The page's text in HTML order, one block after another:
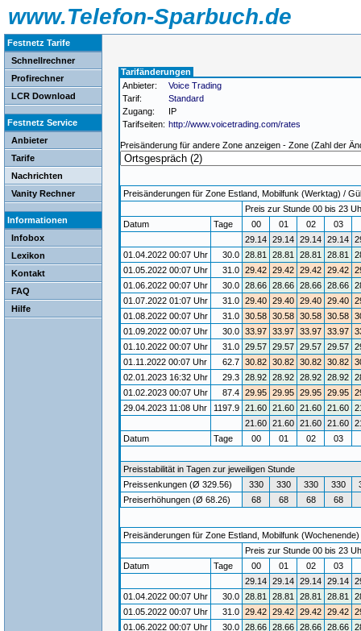
www.Telefon-Sparbuch.de
Festnetz Tarife
Schnellrechner
Profirechner
LCR Download
Festnetz Service
Anbieter
Tarife
Nachrichten
Vanity Rechner
Informationen
Infobox
Lexikon
Kontakt
FAQ
Hilfe
Tarifänderungen
Anbieter:
Voice Trading
Tarif:
Standard
Zugang:
IP
Tarifseiten: http://www.voicetrading.com/rates
Preisänderung für andere Zone anzeigen - Zone (Zahl der
Preisänderungen für Zone Estland, Mobilfunk (Werktag) /
Preis zur Stunde 00 bis 23
Datum
Tage 00 01 02 03
29.14 29.14 29.14 29.14
01.04.2022 00:07 Uhr
30.0 28.81 28.81 28.81 28.81
01.05.2022 00:07 Uhr
31.0 29.42 29.42 29.42 29.42
01.06.2022 00:07 Uhr
30.0 28.66 28.66 28.66 28.66
01.07.2022 01:07 Uhr
31.0 29.40 29.40 29.40 29.40
01.08.2022 00:07 Uhr
31.0 30.58 30.58 30.58 30.58
01.09.2022 00:07 Uhr
30.0 33.97 33.97 33.97 33.97
01.10.2022 00:07 Uhr
31.0 29.57 29.57 29.57 29.57
01.11.2022 00:07 Uhr
62.7 30.82 30.82 30.82 30.82
02.01.2023 16:32 Uhr
29.3 28.92 28.92 28.92 28.92
01.02.2023 00:07 Uhr
87.4 29.95 29.95 29.95 29.95
29.04.2023 11:08 Uhr
1197.9 21.60 21.60 21.60 21.60
21.60 21.60 21.60 21.60
Datum
Tage 00 01 02 03
Preisstabilität in Tagen zur jeweiligen Stunde
Preissenkungen (Ø 329.56)
330 330 330 330
Preiserhöhungen (Ø 68.26)
68 68 68 68
Preisänderungen für Zone Estland, Mobilfunk
Preis zur Stunde 00 bis 23
Datum
Tage 00 01 02 03
29.14 29.14 29.14 29.14
01.04.2022 00:07 Uhr
30.0 28.81 28.81 28.81 28.81
01.05.2022 00:07 Uhr
31.0 29.42 29.42 29.42 29.42
01.06.2022 00:07 Uhr
30.0 28.66 28.66 28.66 28.66